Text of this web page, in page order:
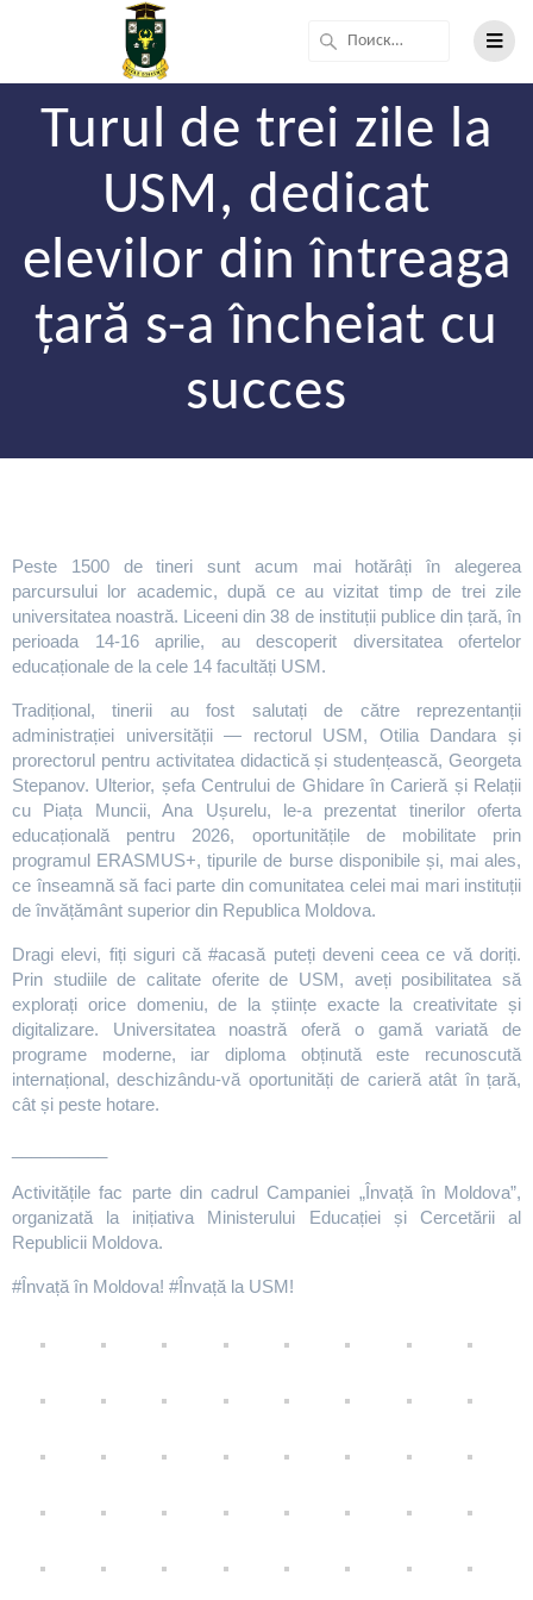
Turul de trei zile la
USM, dedicat
elevilor din întreaga
țară s-a încheiat cu
succes
Peste 1500 de tineri sunt acum mai hotărâți în alegerea
parcursului lor academic, după ce au vizitat timp de trei zile
universitatea noastră. Liceeni din 38 de instituții publice din țară, în
perioada 14-16 aprilie, au descoperit diversitatea ofertelor
educaționale de la cele 14 facultăți USM.
Tradițional, tinerii au fost salutați de către reprezentanții
administrației universității — rectorul USM, Otilia Dandara și
prorectorul pentru activitatea didactică și studențească, Georgeta
Stepanov. Ulterior, șefa Centrului de Ghidare în Carieră și Relații
cu Piața Muncii, Ana Ușurelu, le-a prezentat tinerilor oferta
educațională pentru 2026, oportunitățile de mobilitate prin
programul ERASMUS+, tipurile de burse disponibile și, mai ales,
ce înseamnă să faci parte din comunitatea celei mai mari instituții
de învățământ superior din Republica Moldova.
Dragi elevi, fiți siguri că #acasă puteți deveni ceea ce vă doriți.
Prin studiile de calitate oferite de USM, aveți posibilitatea să
explorați orice domeniu, de la științe exacte la creativitate și
digitalizare. Universitatea noastră oferă o gamă variată de
programe moderne, iar diploma obținută este recunoscută
internațional, deschizându-vă oportunități de carieră atât în țară,
cât și peste hotare.
Activitățile fac parte din cadrul Campaniei „Învață în Moldova”,
organizată la inițiativa Ministerului Educației și Cercetării al
Republicii Moldova.
#Învață în Moldova! #Învață la USM!